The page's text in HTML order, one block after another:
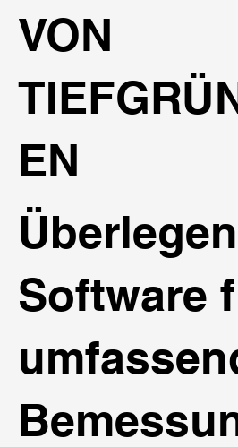
VON
EN
Software